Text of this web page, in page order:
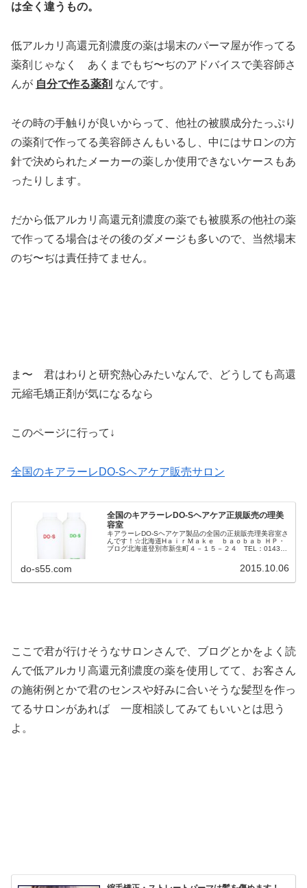
は全く違うもの。
低アルカリ高還元剤濃度の薬は場末のパーマ屋が作ってる
薬剤じゃなく あくまでもぢ〜ぢのアドバイスで美容師さ
んが 自分で作る薬剤 なんです。
その時の手触りが良いからって、他社の被膜成分たっぷり
の薬剤で作ってる美容師さんもいるし、中にはサロンの方
針で決められたメーカーの薬しか使用できないケースもあ
ったりします。
だから低アルカリ高還元剤濃度の薬でも被膜系の他社の薬
で作ってる場合はその後のダメージも多いので、当然場末
のぢ〜ぢは責任持てません。
ま〜 君はわりと研究熱心みたいなんで、どうしても高還
元縮毛矯正剤が気になるなら
このページに行って↓
全国のキアラーレDO-Sヘアケア販売サロン
全国のキアラーレDO-Sヘアケア正規販売の理美
容室
キアラーレDO-Sヘアケア製品の全国の正規販売理美容室さ
んです！☆北海道HａｉｒＭａｋｅ ｂａｏｂａｂ ＨＰ・
ブログ北海道登別市新生町４－１５－２４ TEL：0143-
do-s55.com 2015.10.06
ここで君が行けそうなサロンさんで、ブログとかをよく読
んで低アルカリ高還元剤濃度の薬を使用してて、お客さん
の施術例とかで君のセンスや好みに合いそうな髪型を作っ
てるサロンがあれば 一度相談してみてもいいとは思う
よ。